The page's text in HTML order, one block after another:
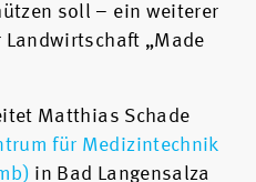
soll – ein weiterer
„Made
Matthias Schade
für Medizintechnik
in Bad Langensalza